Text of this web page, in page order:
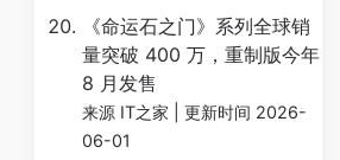
《命运石之门》系列全球销
量突破 400 万，重制版今年
8 月发售
来源 IT之家
更新时间 2026-
06-01